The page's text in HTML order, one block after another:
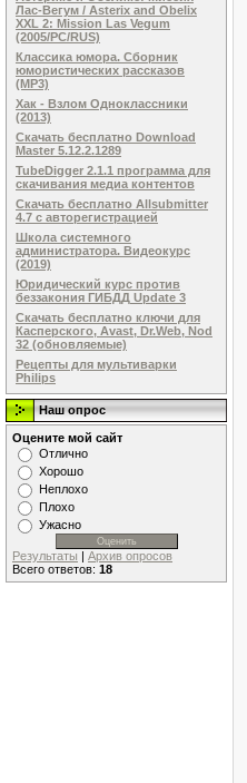
Лас-Вегум / Asterix and Obelix
XXL 2: Mission Las Vegum
(2005/PC/RUS)
Классика юмора. Сборник
юмористических рассказов
(MP3)
Хак - Взлом Одноклассники
(2013)
Скачать бесплатно Download
Master 5.12.2.1289
TubeDigger 2.1.1 программа для
скачивания медиа контентов
Скачать бесплатно Allsubmitter
4.7 с авторегистрацией
Школа системного
администратора. Видеокурс
(2019)
Юридический курс против
беззакония ГИБДД Update 3
Скачать бесплатно ключи для
Касперского, Avast, Dr.Web, Nod
32 (обновляемые)
Рецепты для мультиварки
Philips
Наш опрос
Оцените мой сайт
Отлично
Хорошо
Неплохо
Плохо
Ужасно
Результаты | Архив опросов
Всего ответов: 18